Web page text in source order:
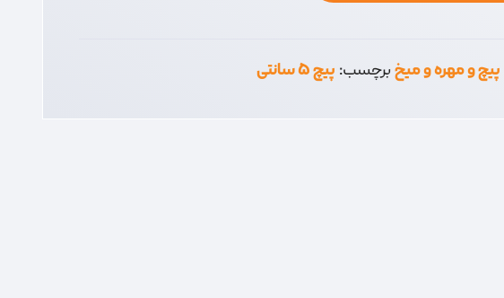
پیچ و مهره و میخبرچسب: پیچ 5 سانتی